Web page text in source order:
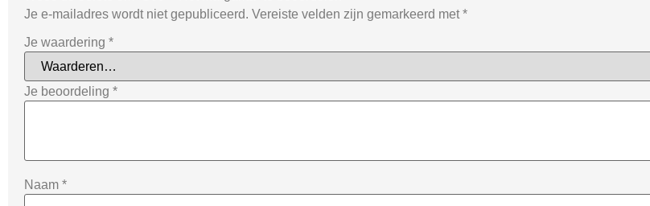
Je e-mailadres wordt niet gepubliceerd. Vereiste velden zijn gemarkeerd met *
Je waardering *
Je beoordeling *
Naam *